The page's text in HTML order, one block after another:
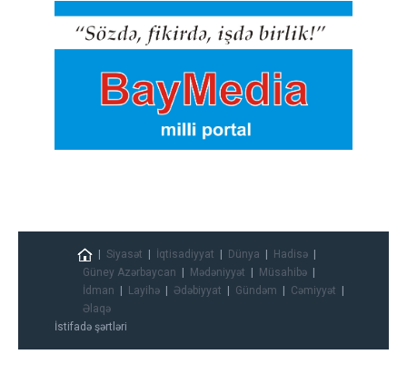
Siyasət İqtisadiyyat Dünya
Hadisə
Güney Azərbaycan
Mədəniyyət
Müsahibə
İdman
Layihə Ədəbiyyat Gündəm
Cəmiyyət
Əlaqə
İstifadə şərtləri